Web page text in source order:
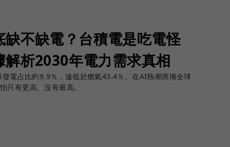
不缺電？台積電是吃電怪
析2030年電力需求真相
電占比約9.9％，遠低於燃氣43.4％。在AI熱潮席捲全球
只有更高、沒有最高。